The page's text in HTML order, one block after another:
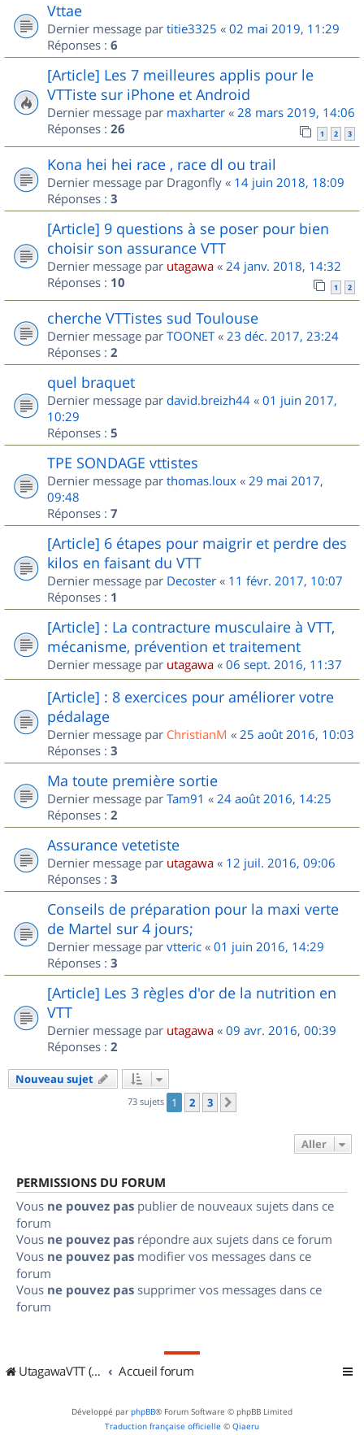
Vttae
Dernier message par titie3325 « 02 mai 2019, 11:29
Réponses : 6
[Article] Les 7 meilleures applis pour le
VTTiste sur iPhone et Android
Dernier message par maxharter « 28 mars 2019, 14:06
Réponses : 26 1 2 3
Kona hei hei race , race dl ou trail
Dernier message par Dragonfly « 14 juin 2018, 18:09
Réponses : 3
[Article] 9 questions à se poser pour bien
choisir son assurance VTT
Dernier message par utagawa « 24 janv. 2018, 14:32
Réponses : 10 1 2
cherche VTTistes sud Toulouse
Dernier message par TOONET« 23 déc. 2017, 23:24
Réponses : 2
quel braquet
Dernier message par david.breizh44 « 01 juin 2017,
10:29
Réponses : 5
TPE SONDAGE vttistes
Dernier message par thomas.loux « 29 mai 2017,
09:48
Réponses : 7
[Article] 6 étapes pour maigrir et perdre des
kilos en faisant du VTT
Dernier message par Decoster « 11 févr. 2017, 10:07
Réponses : 1
[Article] : La contracture musculaire à VTT,
mécanisme, prévention et traitement
Dernier message par utagawa « 06 sept. 2016, 11:37
[Article] : 8 exercices pour améliorer votre
pédalage
Dernier message par ChristianM « 25 août 2016, 10:03
Réponses : 3
Ma toute première sortie
Dernier message par Tam91 « 24 août 2016, 14:25
Réponses : 2
Assurance vetetiste
Dernier message par utagawa « 12 juil. 2016, 09:06
Réponses : 3
Conseils de préparation pour la maxi verte
de Martel sur 4 jours;
Dernier message par vtteric « 01 juin 2016, 14:29
Réponses : 3
[Article] Les 3 règles d'or de la nutrition en
VTT
Dernier message par utagawa « 09 avr. 2016, 00:39
Réponses : 2
Nouveau sujet
73 sujets 1 2 3
Aller
PERMISSIONS DU FORUM
Vous ne pouvez pas publier de nouveaux sujets dans ce
forum
Vous ne pouvez pas répondre aux sujets dans ce forum
Vous ne pouvez pas modifier vos messages dans ce
forum
Vous ne pouvez pas supprimer vos messages dans ce
forum
UtagawaVTT (Randos VTT et VTTAE avec traces GPS) Accueil forum
Développé par phpBB® Forum Software © phpBB Limited
Traduction française officielle © Qiaeru